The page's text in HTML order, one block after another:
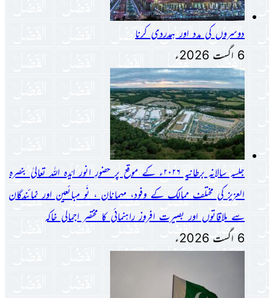
دوسروں کی مدد اور ہمدردی کرنا
6 اگست 2026ء
جلسہ سالانہ برطانیہ ۲۰۲۶ء کے موقع پر حضورِ انور ایّدہ الله تعالیٰ بنصرہ
العزیز کی مختلف ممالک کے وفود، مہمانان ، نَو مبائعین اور نمائندگان
سے ملاقاتوں اور بصیرت افروز راہنمائی کا مختصر اجمالی خاکہ
6 اگست 2026ء